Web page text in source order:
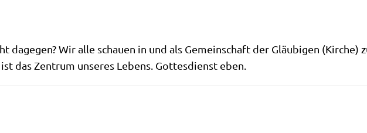
dage­gen? Wir alle schau­en in und als Gemein­schaft der Gläu­bi­gen (Kir­che)
das Zen­trum unse­res Lebens. Got­tes­dienst eben.